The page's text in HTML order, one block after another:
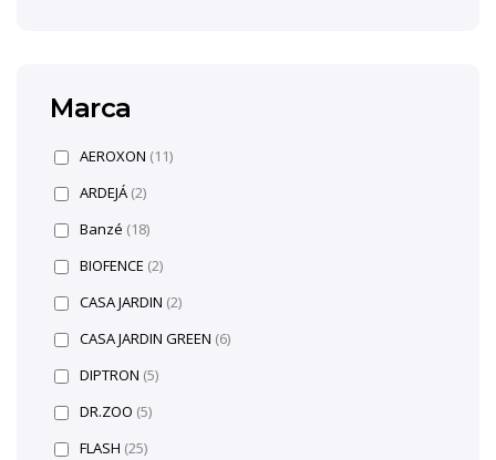
Marca
AEROXON (11)
ARDEJÁ (2)
Banzé (18)
BIOFENCE (2)
CASA JARDIN (2)
CASA JARDIN GREEN (6)
DIPTRON (5)
DR.ZOO (5)
FLASH (25)